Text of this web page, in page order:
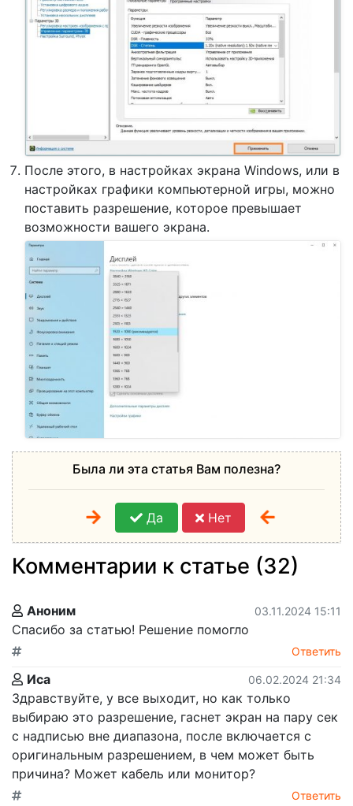
После этого, в настройках экрана Windows, или в
настройках графики компьютерной игры, можно
поставить разрешение, которое превышает
возможности вашего экрана.
Была ли эта статья Вам полезна?
Да Нет
Комментарии к статье (32)
Аноним 03.11.2024 15:11
Спасибо за статью! Решение помогло
Ответить
Иса 06.02.2024 21:34
Здравствуйте, у все выходит, но как только
выбираю это разрешение, гаснет экран на пару сек
с надписью вне диапазона, после включается с
оригинальным разрешением, в чем может быть
причина? Может кабель или монитор?
Ответить